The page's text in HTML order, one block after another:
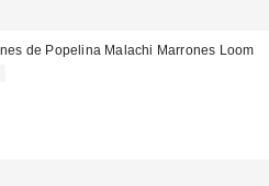
de Popelina Malachi Marrones Loom